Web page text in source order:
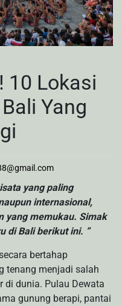
10 Lokasi
Yang
yang paling
internasional,
yang memukau. Simak
di Bali berikut ini. ”
bertahap
tenang menjadi salah
di dunia. Pulau Dewata
gunung berapi, pantai